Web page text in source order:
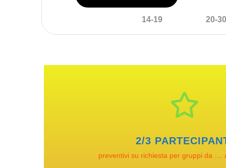
14-19 20-30
2/3
preventivi su richiesta per gruppi da ....